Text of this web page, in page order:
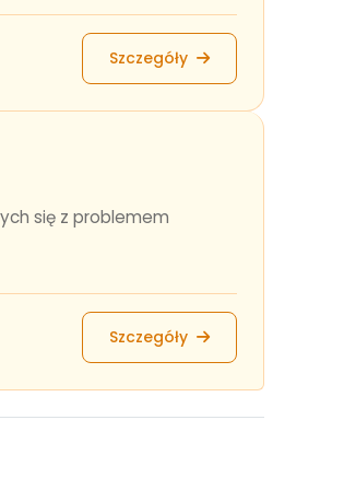
Szczegóły
się z problemem
Szczegóły